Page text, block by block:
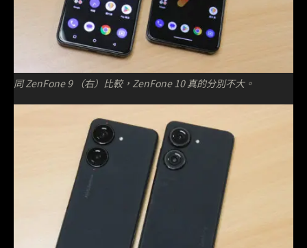
同 ZenFone 9 （右）比較，ZenFone 10 真的分別不大。